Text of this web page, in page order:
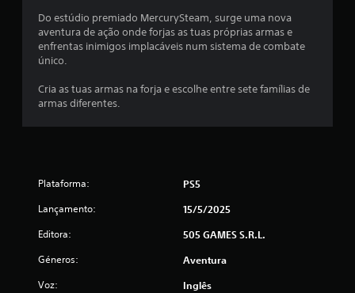
l
a
d
Do estúdio premiado MercurySteam, surge uma nova
aventura de ação onde forjas as tuas próprias armas e
enfrentas inimigos implacáveis num sistema de combate
único.
Cria as tuas armas na forja e escolhe entre sete famílias de
armas diferentes.
Plataforma: PS5
Lançamento: 15/5/2025
Editora: 505 GAMES S.R.L.
Géneros: Aventura
Voz: Inglês